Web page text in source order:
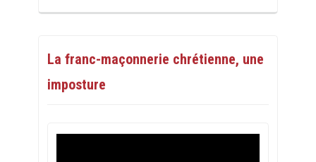
La franc-maçonnerie chrétienne, une
imposture